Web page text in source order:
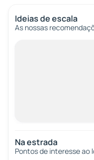
Ideias de escala
As nossas
Na estrada
Pontos de interesse ao